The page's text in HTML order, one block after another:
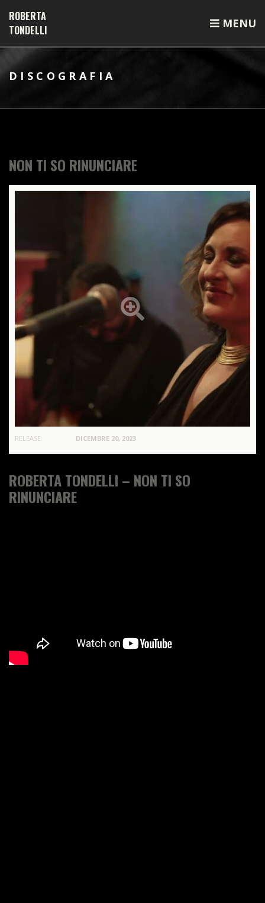
ROBERTA
TONDELLI
MENU
DISCOGRAFIA
NON TI SO RINUNCIARE
RELEASE: DICEMBRE 20, 2023
ROBERTA TONDELLI – NON TI SO
RINUNCIARE